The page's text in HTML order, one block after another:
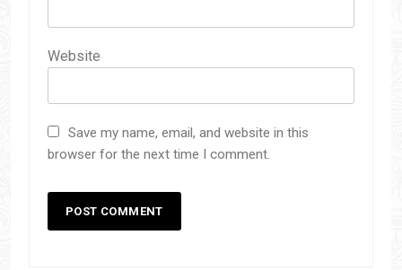
Website
Save my name, email, and website in this
browser for the next time I comment.